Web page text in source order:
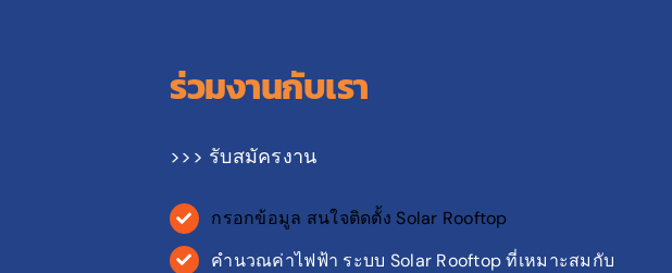
ร่วมงานกับเรา
>>> รับสมัครงาน
กรอกข้อมูล สนใจติดตั้ง Solar Rooftop
คำนวณค่าไฟฟ้า ระบบ Solar Rooftop ที่เหมาะสมกับ